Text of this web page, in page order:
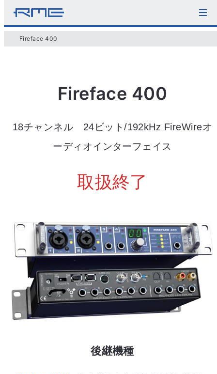
Fireface 400
Fireface 400
18チャンネル 24ビット/192kHz FireWireオ
ーディオインターフェイス
取扱終了
後継機種